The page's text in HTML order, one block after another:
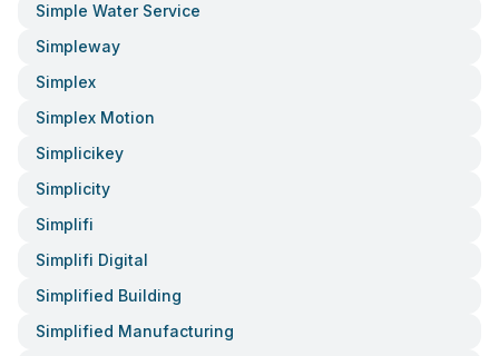
Simple Water Service
Simpleway
Simplex
Simplex Motion
Simplicikey
Simplicity
Simplifi
Simplifi Digital
Simplified Building
Simplified Manufacturing